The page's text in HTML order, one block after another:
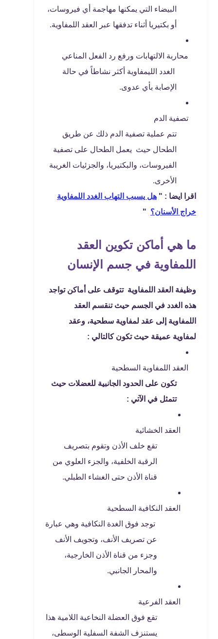
البيضاء التي يمكنها مهاجمة أي فيروسات،
أو بكتيريا أثناء تدفقها عبر العقد اللمفاوية.
محاربة الالتهابات ورفع رد الفعل المناعي
الغدد الليمفاوية أكثر نشاطاً في حالة
الإصابة بأي عدوى.
تصفية الدم
تتم عملية تصفية الدم ذلك عن طريق
الطحال حيث يعمل الطحال على تصفية
الفيروسات، والبكتيريا، والجزئيات الغريبة
الأخرى.
اقرا ايضا : " هل يسبب التهاب الغدد اللمفاوية
خراج الأسنان؟ "
ما هي أماكن تكوين العقد
اللمفاوية في جسم الإنسان
وظيفة العقد اللمفاوية تتوقف على أماكن تواجد
هذه الغدد في الجسم حيث تنقسم العقد
اللمفاوية إلى عقد لمفاوية سطحية، وعقد
لمفاوية عميقة حيث تكون كالتالي :
العقد اللمفاوية السطحية
تكون على الحدود الجانبية للعضلات حيث
تتمثل في الآتي :
العقد الخشائية
تقع خلف الأذن وتقوم بتصريف
الرقبة الخلفية، والجزء العلوي من
قناة الأذن حتى الغشاء الطبلي.
العقد النكافية السطحية
توجد فوق الغدة النكافية وهي عبارة
عن تصريف الأنف، وتجويف الأنف
وجزء من قناة الأذن الخارجية،
والمحار الجانبي.
العقد الفرعية
تقع فوق العضلة النخاعية اللامية هذا
يستنزف الشفة السفلية الوسطى،